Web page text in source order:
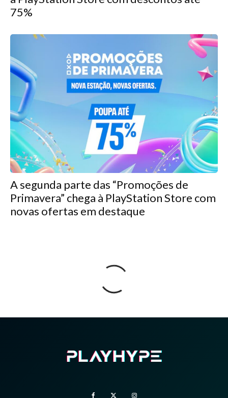
75%
A segunda parte das “Promoções de
Primavera” chega à PlayStation Store com
novas ofertas em destaque